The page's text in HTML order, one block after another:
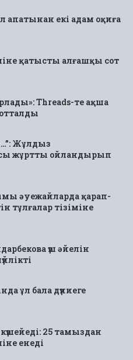
апатынан екі адам оқиға
қатысты алғашқы сот
Threads-те ақша
Жұлдыз
жұртты ойландырып
әуежайларда қарап-
тұлғалар тізіміне
үш әйелін
ұл бала дүниеге
25 тамыздан
енеді